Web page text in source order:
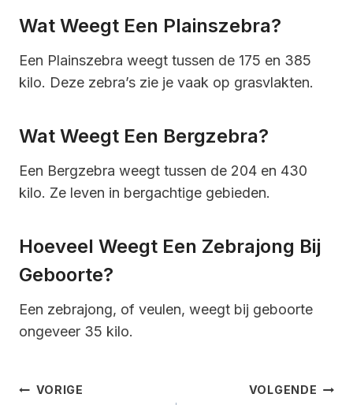
Wat Weegt Een Plainszebra?
Een Plainszebra weegt tussen de 175 en 385
kilo. Deze zebra’s zie je vaak op grasvlakten.
Wat Weegt Een Bergzebra?
Een Bergzebra weegt tussen de 204 en 430
kilo. Ze leven in bergachtige gebieden.
Hoeveel Weegt Een Zebrajong Bij
Geboorte?
Een zebrajong, of veulen, weegt bij geboorte
ongeveer 35 kilo.
Bericht
VORIGE VOLGENDE